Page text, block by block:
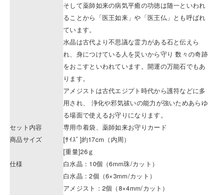
そして薬師如来の病気平癒の功徳は随一といわれ
ることから「医王如来」や「医王仏」とも呼ばれ
ています。
水晶は古代より不思議な霊力がある石と伝えら
れ、身につけている人を災いから守り 数々の奇跡
をおこすといわれています。開運の万能石でもあ
ります。
アメジストは古代エジプト時代から護符などに多
用され、 浄化や邪気祓いの能力が強いためあらゆ
る場面で使えるお守りになります。
セット内容
専用巾着袋、薬師如来お守りカード
商品サイズ
[ｻｲｽﾞ]約17cm（内周）
[重量]26ｇ
仕様
白水晶：10個（6mm珠/カット）
白水晶：2個（6×3mm/カット）
アメジスト：2個（8×4mm/カット）